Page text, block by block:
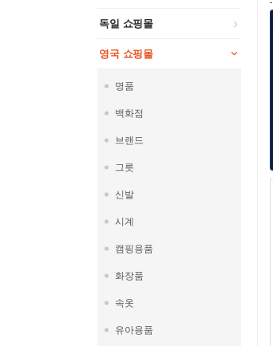
독일 쇼핑몰
영국 쇼핑몰
명품
백화점
브랜드
그릇
신발
시계
캠핑용품
화장품
속옷
유아용품